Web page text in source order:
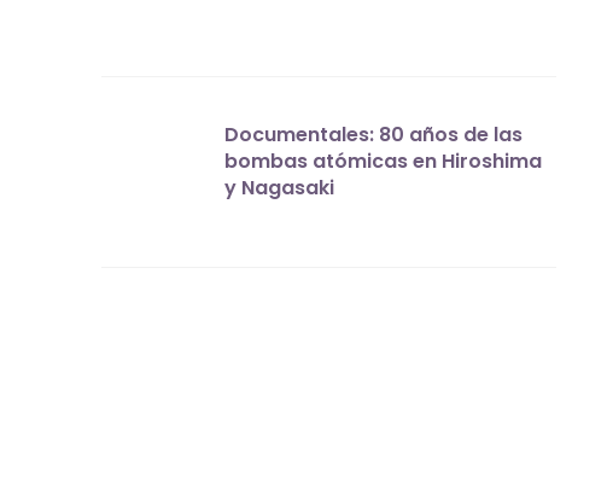
Documentales: 80 años de las
bombas atómicas en Hiroshima
y Nagasaki